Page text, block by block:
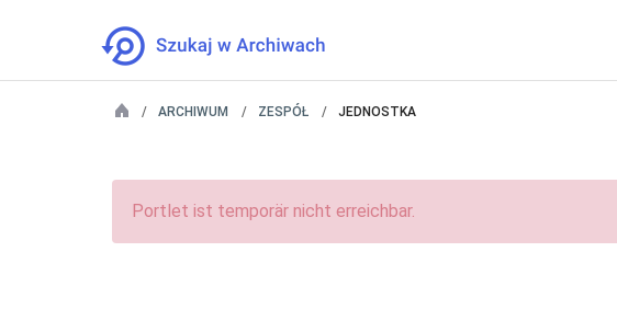
ARCHIWUM ZESPÓŁ JEDNOSTKA
Portlet ist temporär nicht erreichbar.